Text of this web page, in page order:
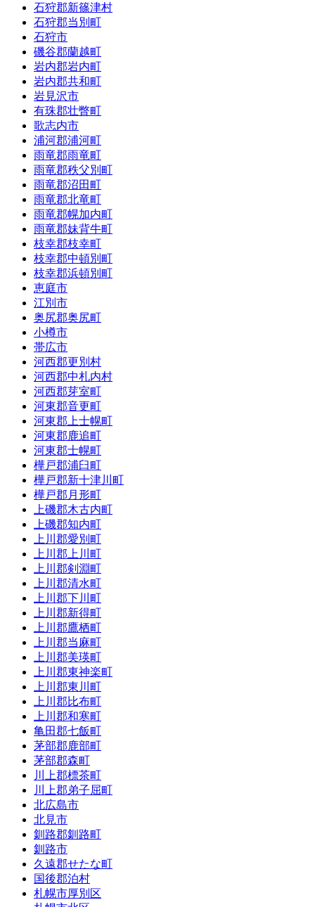
石狩郡新篠津村
石狩郡当別町
石狩市
磯谷郡蘭越町
岩内郡岩内町
岩内郡共和町
岩見沢市
有珠郡壮瞥町
歌志内市
浦河郡浦河町
雨竜郡雨竜町
雨竜郡秩父別町
雨竜郡沼田町
雨竜郡北竜町
雨竜郡幌加内町
雨竜郡妹背牛町
枝幸郡枝幸町
枝幸郡中頓別町
枝幸郡浜頓別町
恵庭市
江別市
奥尻郡奥尻町
小樽市
帯広市
河西郡更別村
河西郡中札内村
河西郡芽室町
河東郡音更町
河東郡上士幌町
河東郡鹿追町
河東郡士幌町
樺戸郡浦臼町
樺戸郡新十津川町
樺戸郡月形町
上磯郡木古内町
上磯郡知内町
上川郡愛別町
上川郡上川町
上川郡剣淵町
上川郡清水町
上川郡下川町
上川郡新得町
上川郡鷹栖町
上川郡当麻町
上川郡美瑛町
上川郡東神楽町
上川郡東川町
上川郡比布町
上川郡和寒町
亀田郡七飯町
茅部郡鹿部町
茅部郡森町
川上郡標茶町
川上郡弟子屈町
北広島市
北見市
釧路郡釧路町
釧路市
久遠郡せたな町
国後郡泊村
札幌市厚別区